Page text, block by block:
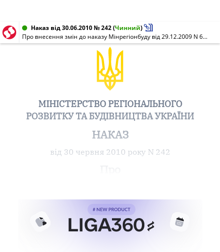
Наказ від 30.06.2010 № 242(Чинний)
Про внесення змін до наказу Мінрегіонбуду від 29.12.2009 N 694 "Про прийняття національного стандарту ДСТУ Б В.2.6-2:2009 "Конструкції будинків і споруд. Вироби бетонні і залізобетонні. Загальні технічні умови"
МІНІСТЕРСТВО РЕГІОНАЛЬНОГО
РОЗВИТКУ ТА БУДІВНИЦТВА УКРАЇНИ
НАКАЗ
від 30 червня 2010 року N 242